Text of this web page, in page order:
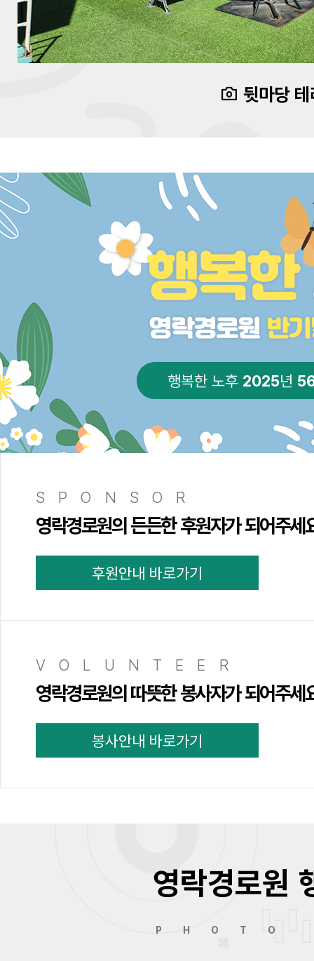
뒷마당
행복한 노후 2025년
SPONSOR
영락경로원의 든든한 후원자가 되어주세
후원안내 바로가기
VOLUNTEER
영락경로원의 따뜻한 봉사자가 되어주세
봉사안내 바로가기
영락경로원
PHOTO